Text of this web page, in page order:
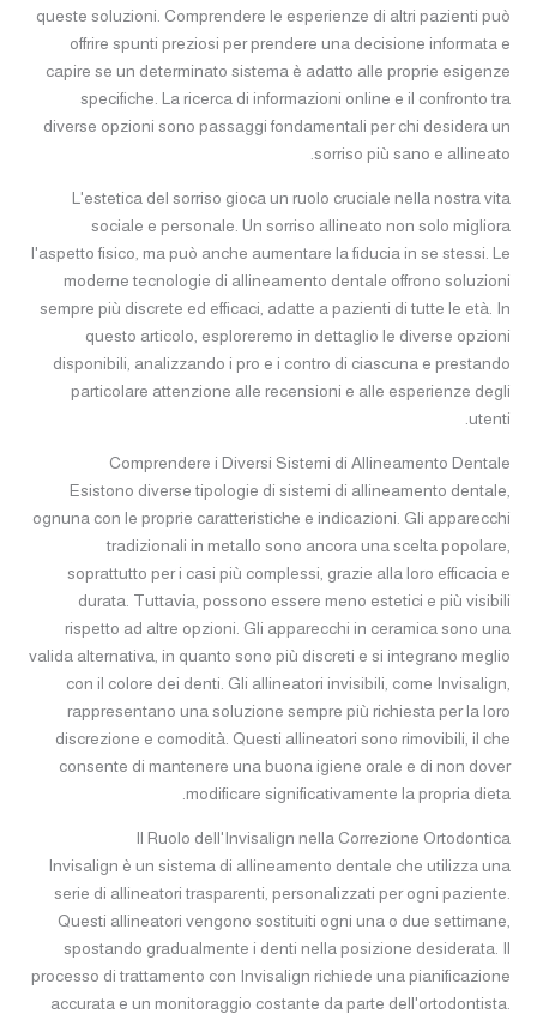
queste soluzioni. Comprendere le esperienze di altri pazienti può
offrire spunti preziosi per prendere una decisione informata e
capire se un determinato sistema è adatto alle proprie esigenze
specifiche. La ricerca di informazioni online e il confronto tra
diverse opzioni sono passaggi fondamentali per chi desidera un
sorriso più sano e allineato.
L'estetica del sorriso gioca un ruolo cruciale nella nostra vita
sociale e personale. Un sorriso allineato non solo migliora
l'aspetto fisico, ma può anche aumentare la fiducia in se stessi. Le
moderne tecnologie di allineamento dentale offrono soluzioni
sempre più discrete ed efficaci, adatte a pazienti di tutte le età. In
questo articolo, esploreremo in dettaglio le diverse opzioni
disponibili, analizzando i pro e i contro di ciascuna e prestando
particolare attenzione alle recensioni e alle esperienze degli
utenti.
Comprendere i Diversi Sistemi di Allineamento Dentale
Esistono diverse tipologie di sistemi di allineamento dentale,
ognuna con le proprie caratteristiche e indicazioni. Gli apparecchi
tradizionali in metallo sono ancora una scelta popolare,
soprattutto per i casi più complessi, grazie alla loro efficacia e
durata. Tuttavia, possono essere meno estetici e più visibili
rispetto ad altre opzioni. Gli apparecchi in ceramica sono una
valida alternativa, in quanto sono più discreti e si integrano meglio
con il colore dei denti. Gli allineatori invisibili, come Invisalign,
rappresentano una soluzione sempre più richiesta per la loro
discrezione e comodità. Questi allineatori sono rimovibili, il che
consente di mantenere una buona igiene orale e di non dover
modificare significativamente la propria dieta.
Il Ruolo dell'Invisalign nella Correzione Ortodontica
Invisalign è un sistema di allineamento dentale che utilizza una
serie di allineatori trasparenti, personalizzati per ogni paziente.
Questi allineatori vengono sostituiti ogni una o due settimane,
spostando gradualmente i denti nella posizione desiderata. Il
processo di trattamento con Invisalign richiede una pianificazione
accurata e un monitoraggio costante da parte dell'ortodontista.